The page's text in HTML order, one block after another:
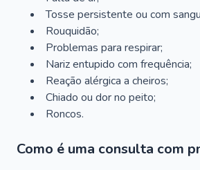
Tosse persistente ou com
Rouquidão;
Problemas para respirar;
Nariz entupido com frequência;
Reação alérgica a cheiros;
Chiado ou dor no peito;
Roncos.
Como é uma consulta com